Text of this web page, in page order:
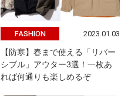
FASHION 2023.01.03
【防寒】春まで使える「リバー
シブル」アウター3選！一枚あ
れば何通りも楽しめるぞ